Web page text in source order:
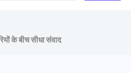
के बीच सीधा संवाद